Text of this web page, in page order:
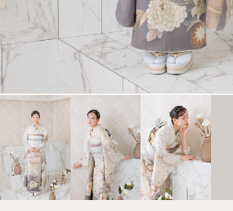
ヘアスタイリング特集
アルバム・写真商品
コンセプト
よくあるご質問
店舗案内